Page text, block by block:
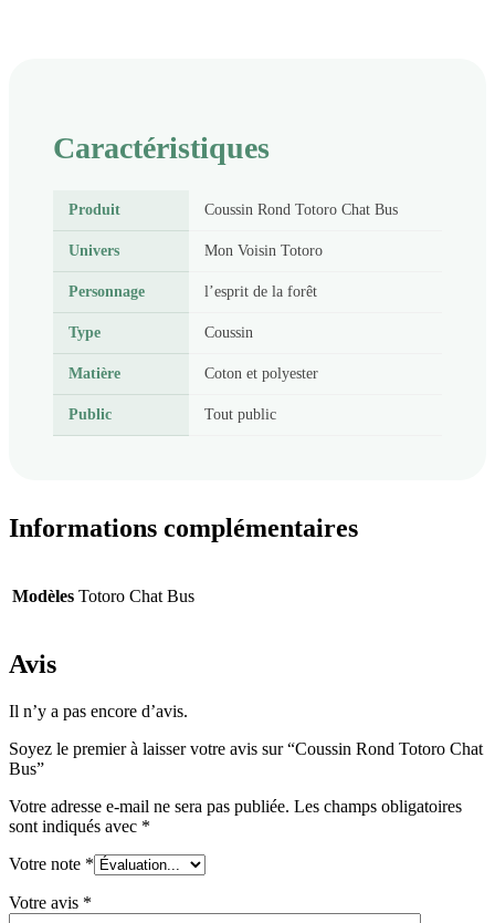
Caractéristiques
Produit Coussin Rond Totoro Chat Bus
Univers Mon Voisin Totoro
Personnage l’esprit de la forêt
Type Coussin
Matière Coton et polyester
Public Tout public
Informations complémentaires
Modèles Totoro Chat Bus
Avis
Il n’y a pas encore d’avis.
Soyez le premier à laisser votre avis sur “Coussin Rond Totoro Chat
Bus”
Votre adresse e-mail ne sera pas publiée. Les champs obligatoires
sont indiqués avec *
Votre note *
Votre avis *